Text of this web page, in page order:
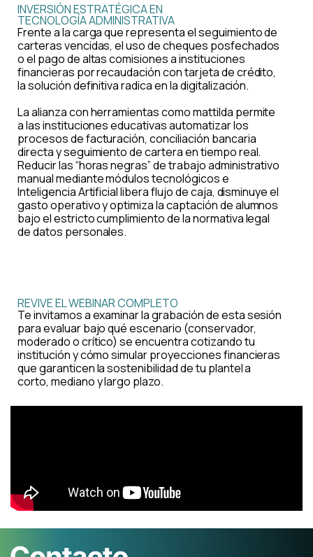
INVERSIÓN ESTRATÉGICA EN
TECNOLOGÍA ADMINISTRATIVA
Frente a la carga que representa el seguimiento de
carteras vencidas, el uso de cheques posfechados
o el pago de altas comisiones a instituciones
financieras por recaudación con tarjeta de crédito,
la solución definitiva radica en la digitalización.
La alianza con herramientas como mattilda permite
a las instituciones educativas automatizar los
procesos de facturación, conciliación bancaria
directa y seguimiento de cartera en tiempo real.
Reducir las “horas negras” de trabajo administrativo
manual mediante módulos tecnológicos e
Inteligencia Artificial libera flujo de caja, disminuye el
gasto operativo y optimiza la captación de alumnos
bajo el estricto cumplimiento de la normativa legal
de datos personales.
REVIVE EL WEBINAR COMPLETO
Te invitamos a examinar la grabación de esta sesión
para evaluar bajo qué escenario (conservador,
moderado o crítico) se encuentra cotizando tu
institución y cómo simular proyecciones financieras
que garanticen la sostenibilidad de tu plantel a
corto, mediano y largo plazo.